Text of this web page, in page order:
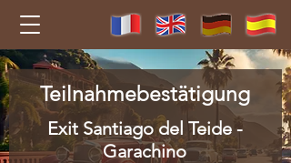
Teilnahmebestätigung
Exit Santiago del Teide -
Garachino